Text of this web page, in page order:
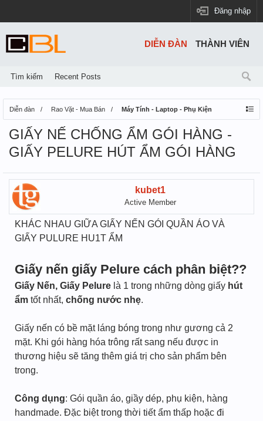
Đăng nhập
Diễn đàn Rao Vặt - Mua Bán Máy Tính - Laptop - Phụ Kiện
GIẤY NẾ CHỐNG ẨM GÓI HÀNG -
GIẤY PELURE HÚT ẨM GÓI HÀNG
kubet1
Active Member
KHÁC NHAU GIỮA GIẤY NẾN GÓI QUẦN ÁO VÀ
GIẤY PULURE HU1T ẨM
Giấy nến giấy Pelure cách phân biệt??
Giấy Nến, Giấy Pelure là 1 trong những dòng giấy hút
ẩm tốt nhất, chống nước nhẹ.
Giấy nến có bề mặt láng bóng trong như gương cả 2
mặt. Khi gói hàng hóa trông rất sang nếu được in
thương hiệu sẽ tăng thêm giá trị cho sản phẩm bên
trong.
Công dụng: Gói quần áo, giầy dép, phụ kiện, hàng
handmade. Đặc biệt trong thời tiết ẩm thấp hoặc đi
DIỄN ĐÀN
Tìm kiếm Recent Posts
THÀNH VIÊN